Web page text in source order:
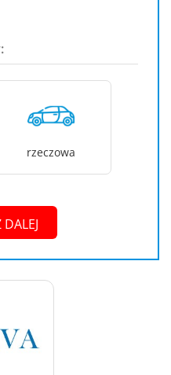
rzeczowa
DALEJ